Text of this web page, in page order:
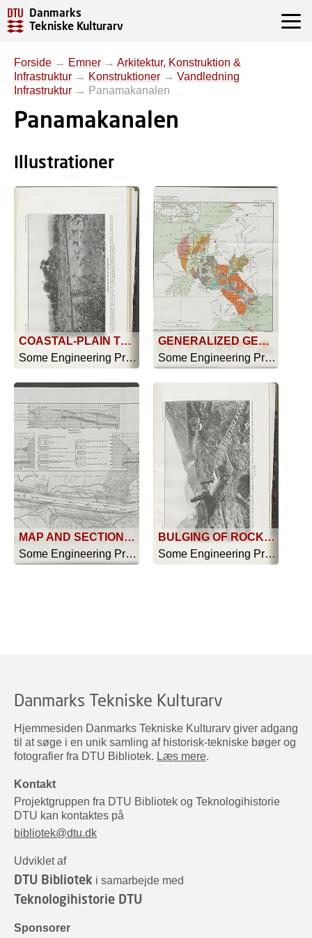
Danmarks
Tekniske Kulturarv
Forside → Emner → Arkitektur, Konstruktion &
Infrastruktur → Konstruktioner → Vandledning
Infrastruktur → Panamakanalen
Panamakanalen
Illustrationer
COASTAL-PLAIN TYPE OF TOPOGRAPHY
Some Engineering Problems Of The Pana... - 1915
GENERALIZED GEOLOGIC MAP OF THE CANAL ZONE
Some Engineering Problems Of The Pana... - 1915
MAP AND SECTIONS SHOW GEOLOGIC CONDITIONS AND PROBABLE LIMITS OF SLIDIND GROUND, CULEBRA AND VICINITY
Some Engineering Problems Of The Pana... - 1915
BULGING OF ROCKS IN BOTTOM OF CULEBRA CUT, CULEBRA, OF LARGE BREAK OR DEFORMATION SLIDE IN EAST BANK BETWEEN STATIONS 1746 TO 1758
Some Engineering Problems Of The Pana... - 1915
Danmarks Tekniske Kulturarv
Hjemmesiden Danmarks Tekniske Kulturarv giver adgang
til at søge i en unik samling af historisk-tekniske bøger og
fotografier fra DTU Bibliotek. Læs mere.
Kontakt
Projektgruppen fra DTU Bibliotek og Teknologihistorie
DTU kan kontaktes på
bibliotek@dtu.dk
Udviklet af
DTU Bibliotek i samarbejde med
Teknologihistorie DTU
Sponsorer